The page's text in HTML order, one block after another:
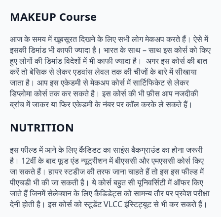
MAKEUP Course
आज के समय में खूबसूरत दिखने के लिए सभी लोग मेकअप करते हैं। ऐसे में
इसकी डिमांड भी काफी ज्यादा है। भारत के साथ – साथ इस कोर्स को किए
हुए लोगों की डिमांड विदेशों में भी काफी ज्यादा है। अगर इस कोर्स की बात
करें तो बेसिक से लेकर एडवांस लेवल तक की चीजों के बारे में सीखाया
जाता है। आप इस एकेडमी से मेकअप कोर्स में सार्टिफिकेट से लेकर
डिप्लोमा कोर्स तक कर सकते है। इस कोर्स की भी फ़ीस आप नजदीकी
ब्रांच में जाकर या फिर एकेडमी के नंबर पर कॉल करके ले सकते हैं।
NUTRITION
इस फील्ड में आने के लिए कैंडिडट का साइंस बैकग्राउंड का होना जरूरी
है। 12वीं के बाद फूड एंड न्यूट्रीशन में बीएससी और एमएससी कोर्स किए
जा सकते हैं। हायर स्टडीज की तरफ जाना चाहते हैं तो इस इस फील्ड में
पीएचडी भी की जा सकती है। ये कोर्स बहुत सी यूनिवर्सिटी में ऑफर किए
जाते हैं जिनमें सेलेक्शन के लिए कैंडिडेट्स को सामन्य तौर पर प्रवेश परीक्षा
देनी होती है। इस कोर्स को स्टूडेंट VLCC इंस्टिट्यूट से भी कर सकते हैं।